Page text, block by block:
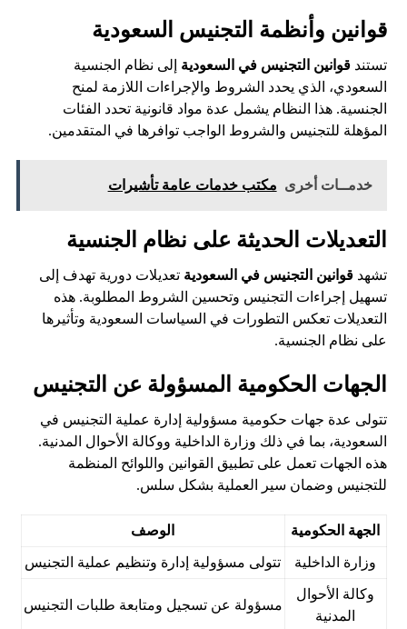
قوانين وأنظمة التجنيس السعودية
تستندقوانين التجنيس في السعودية إلى نظام الجنسية
السعودي، الذي يحدد الشروط والإجراءات اللازمة لمنح
الجنسية. هذا النظام يشمل عدة مواد قانونية تحدد الفئات
المؤهلة للتجنيس والشروط الواجب توافرها في المتقدمين.
خدمــات أخرى مكتب خدمات عامة تأشيرات
التعديلات الحديثة على نظام الجنسية
تشهدقوانين التجنيس في السعودية تعديلات دورية تهدف إلى
تسهيل إجراءات التجنيس وتحسين الشروط المطلوبة. هذه
التعديلات تعكس التطورات في السياسات السعودية وتأثيرها
على نظام الجنسية.
الجهات الحكومية المسؤولة عن التجنيس
تتولى عدة جهات حكومية مسؤولية إدارة عملية التجنيس في
السعودية، بما في ذلك وزارة الداخلية ووكالة الأحوال المدنية.
هذه الجهات تعمل على تطبيق القوانين واللوائح المنظمة
للتجنيس وضمان سير العملية بشكل سلس.
الجهة الحكومية الوصف
وزارة الداخلية تتولى مسؤولية إدارة وتنظيم عملية التجنيس
وكالة الأحوال
المدنية
مسؤولة عن تسجيل ومتابعة طلبات التجنيس